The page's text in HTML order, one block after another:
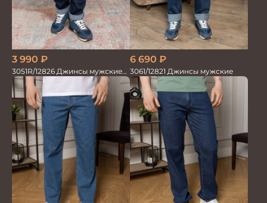
3 990 ₽
3051R/12826 Джинсы мужские
т.син
6 690 ₽
3061/12821 Джинсы мужские